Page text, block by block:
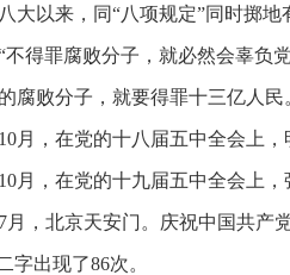
大以来，同“八项规定”同时掷
不得罪腐败分子，就必然会辜负
腐败分子，就要得罪十三亿人
月，在党的十八届五中全会上
月，在党的十九届五中全会上
月，北京天安门。庆祝中国共产
字出现了86次。